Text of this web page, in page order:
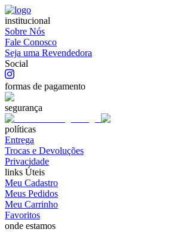
institucional
Sobre Nós
Fale Conosco
Seja uma Revendedora
Social
formas de pagamento
segurança
políticas
Entrega
Trocas e Devoluções
Privacidade
links Úteis
Meu Cadastro
Meus Pedidos
Meu Carrinho
Favoritos
onde estamos